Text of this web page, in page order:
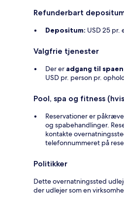
Refunderbart
Depositum: USD 25 pr.
Valgfrie tjenester
Der er adgang til spaen
USD pr. person pr.
Pool, spa og fitness
Reservationer er
og spabehandlinger.
kontakte
telefonnummeret på
Politikker
Dette overnatningssted
der udlejer som en